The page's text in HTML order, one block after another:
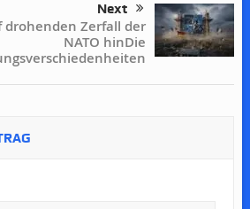
Next
drohenden Zerfall der
NATO hinDie